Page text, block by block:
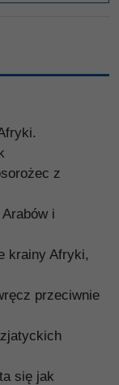
z
i
krainy Afryki,
przeciwnie
się jak